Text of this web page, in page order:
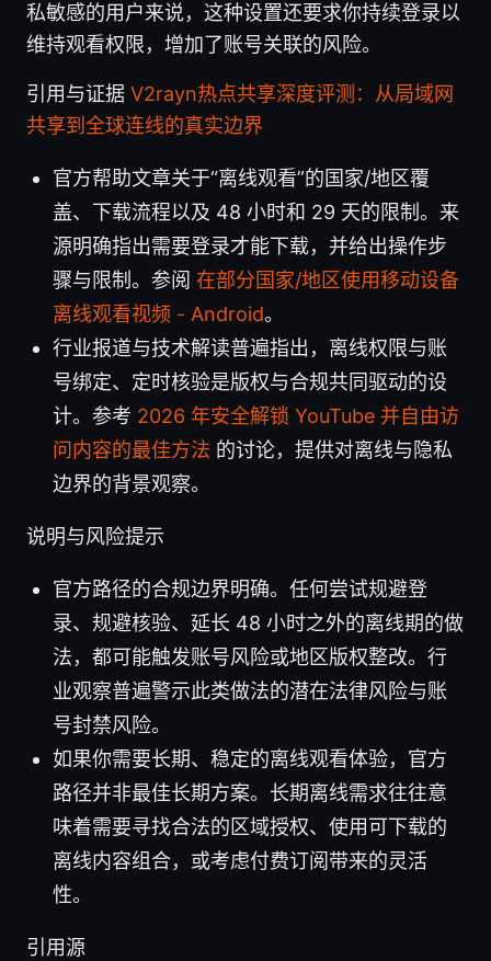
私敏感的用户来说，这种设置还要求你持续登录以
维持观看权限，增加了账号关联的风险。
引用与证据 V2rayn热点共享深度评测：从局域网
共享到全球连线的真实边界
官方帮助文章关于“离线观看”的国家/地区覆
盖、下载流程以及 48 小时和 29 天的限制。来
源明确指出需要登录才能下载，并给出操作步
骤与限制。参阅 在部分国家/地区使用移动设备
离线观看视频 - Android。
行业报道与技术解读普遍指出，离线权限与账
号绑定、定时核验是版权与合规共同驱动的设
计。参考 2026 年安全解锁 YouTube 并自由访
问内容的最佳方法 的讨论，提供对离线与隐私
边界的背景观察。
说明与风险提示
官方路径的合规边界明确。任何尝试规避登
录、规避核验、延长 48 小时之外的离线期的做
法，都可能触发账号风险或地区版权整改。行
业观察普遍警示此类做法的潜在法律风险与账
号封禁风险。
如果你需要长期、稳定的离线观看体验，官方
路径并非最佳长期方案。长期离线需求往往意
味着需要寻找合法的区域授权、使用可下载的
离线内容组合，或考虑付费订阅带来的灵活
性。
引用源